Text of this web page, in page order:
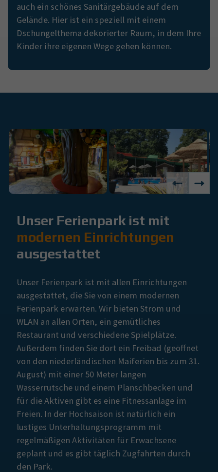
auch ein schönes Sanitärgebäude auf dem
Gelände. Hier ist ein speziell mit einem
Dschungelthema dekorierter Raum, in dem Ihre
Kinder ihre eigenen Wege gehen können.
Unser Ferienpark ist mit
modernen Einrichtungen
ausgestattet
Unser Ferienpark ist mit allen Einrichtungen
ausgestattet, die Sie von einem modernen
Ferienpark erwarten. Wir bieten Strom und
WLAN an allen Orten, ein gemütliches
Restaurant und verschiedene Spielplätze.
Außerdem finden Sie dort ein Freibad (geöffnet
von den niederländischen Maiferien bis zum 31.
August) mit einer 50 Meter langen
Wasserrutsche und einem Planschbecken und
für die Aktiven gibt es eine Fitnessanlage im
Freien. In der Hochsaison ist natürlich ein
lustiges Unterhaltungsprogramm mit
regelmäßigen Aktivitäten für Erwachsene
geplant und es gibt täglich Zugfahrten durch
den Park.